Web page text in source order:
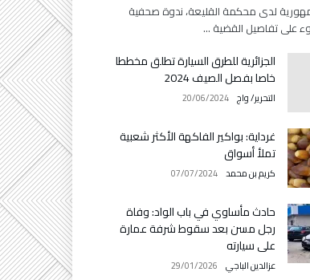
لدى محكمة القليعة، ندوة صحفية
على تفاصيل القضية …
الجزائرية للطرق السيارة تطلق مخططا
خاصا بفصل الصيف 2024
التحرير/ واج 20/06/2024
غرداية: بواكير الفاكهة الأكثر شعبية
تملأ أسواق
كريم بن محمد 07/07/2024
حادث مأساوي في باب الواد: وفاة
رجل مسن بعد سقوط شرفة عمارة
على سيارته
عزالدين الباجي 29/01/2026